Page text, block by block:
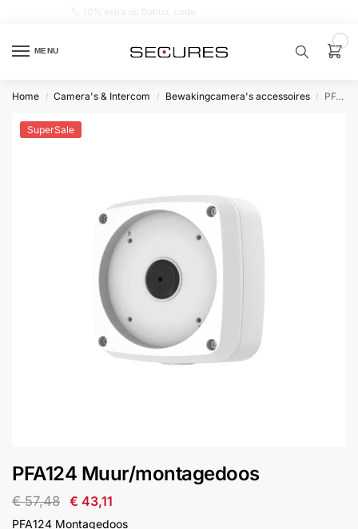
MENU
product…
samenstellen
&
Intercom
Home / Camera's & Intercom / Bewakingcamera's accessoires / PFA124 Muur/montagedoos
SuperSale
PFA124 Muur/montagedoos
€57,48 € 43,11
PFA124 Montagedoos